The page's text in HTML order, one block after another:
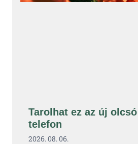
Tarolhat ez az új
telefon
2026. 08. 06.